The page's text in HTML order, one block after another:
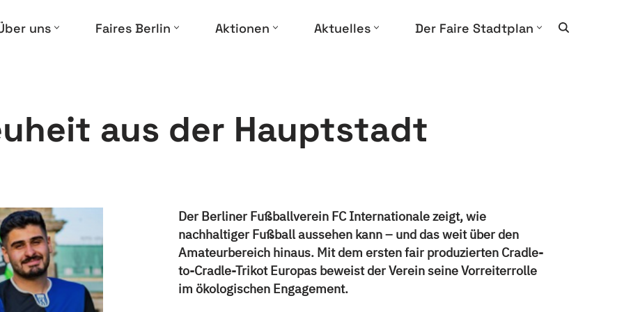
uns Faires Berlin Aktionen Aktuelles Der Faire Stadtplan
aus der Hauptstadt
Der Berliner Fußballverein FC Internationale zeigt, wie
nachhaltiger Fußball aussehen kann – und das weit über den
Amateurbereich hinaus. Mit dem ersten fair produzierten Cradle-
to-Cradle-Trikot Europas beweist der Verein seine Vorreiterrolle
im ökologischen Engagement.